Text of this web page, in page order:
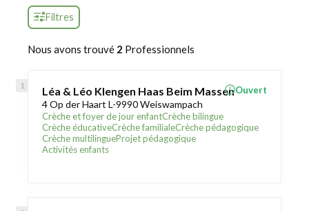
Filtres
Nous avons trouvé 2 Professionnels
Léa & Léo Klengen Haas Beim Massen
4 Op der Haart L-9990 Weiswampach
Crèche et foyer de jour enfantCrèche bilingue
Crèche éducativeCrèche familialeCrèche pédagogique
Crèche multilingueProjet pédagogique
Activités enfants
Ouvert